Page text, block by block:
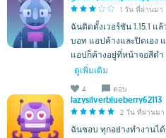
1 วัน ที่ผ่านมา
ฉันติดตั้งเวอร์ชัน 1.15.1
บอท แอปค้างและปิดเอง
แอปก็ค้างอยู่ที่หน้าจอสีดำ
ดูเพิ่มเติม
4 ตอบ
lazysilverblueberry62113
2 วัน ที่ผ่านมา
ฉันชอบ ทุกอย่างทำงานไ